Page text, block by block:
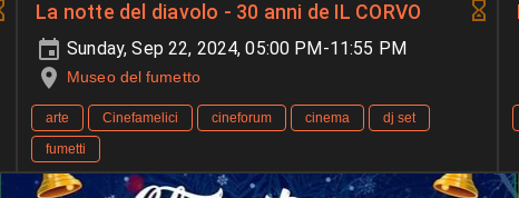
La notte del diavolo - 30 anni de IL CORVO
Sunday, Sep 22, 2024, 05:00 PM-11:55 PM
Museo del fumetto
arte Cinefamelici cineforum cinema
dj set
fumetti